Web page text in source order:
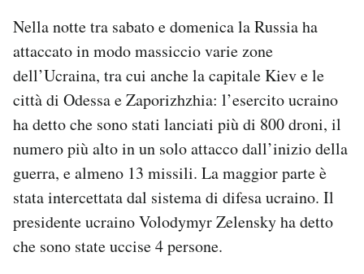
Area Personale
Newsletter
Notifiche mobile
Regala il Post
Hai bisogno di aiuto?
Esci
Nella notte tra sabato e domenica la Russia ha
attaccato in modo massiccio varie zone
dell’Ucraina, tra cui anche la capitale Kiev e le
città di Odessa e Zaporizhzhia: l’esercito ucraino
ha detto che sono stati lanciati più di 800 droni, il
numero più alto in un solo attacco dall’inizio della
guerra, e almeno 13 missili. La maggior parte è
stata intercettata dal sistema di difesa ucraino. Il
presidente ucraino Volodymyr Zelensky ha detto
che sono state uccise 4 persone.